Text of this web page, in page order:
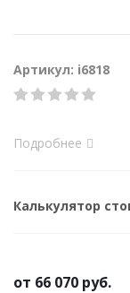
Артикул: i6818
Подробнее
Калькулятор
от 66 070 руб.